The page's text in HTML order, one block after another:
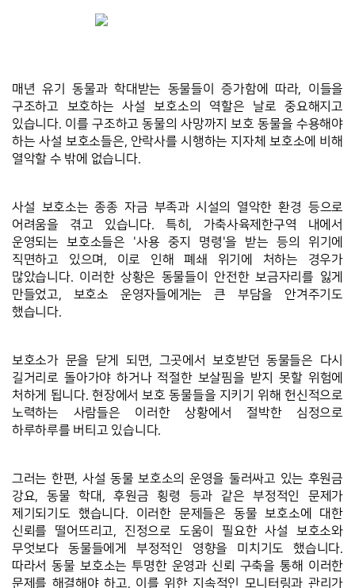
매년 유기 동물과 학대받는 동물들이 증가함에 따라, 이들을
구조하고 보호하는 사설 보호소의 역할은 날로 중요해지고
있습니다. 이를 구조하고 동물의 사망까지 보호 동물을 수용해야
하는 사설 보호소들은, 안락사를 시행하는 지자체 보호소에 비해
열악할 수 밖에 없습니다.
사설 보호소는 종종 자금 부족과 시설의 열악한 환경 등으로
어려움을 겪고 있습니다. 특히, 가축사육제한구역 내에서
운영되는 보호소들은 '사용 중지 명령'을 받는 등의 위기에
직면하고 있으며, 이로 인해 폐쇄 위기에 처하는 경우가
많았습니다. 이러한 상황은 동물들이 안전한 보금자리를 잃게
만들었고, 보호소 운영자들에게는 큰 부담을 안겨주기도
했습니다.
보호소가 문을 닫게 되면, 그곳에서 보호받던 동물들은 다시
길거리로 돌아가야 하거나 적절한 보살핌을 받지 못할 위험에
처하게 됩니다. 현장에서 보호 동물들을 지키기 위해 헌신적으로
노력하는 사람들은 이러한 상황에서 절박한 심정으로
하루하루를 버티고 있습니다.
그러는 한편, 사설 동물 보호소의 운영을 둘러싸고 있는 후원금
강요, 동물 학대, 후원금 횡령 등과 같은 부정적인 문제가
제기되기도 했습니다. 이러한 문제들은 동물 보호소에 대한
신뢰를 떨어뜨리고, 진정으로 도움이 필요한 사설 보호소와
무엇보다 동물들에게 부정적인 영향을 미치기도 했습니다.
따라서 동물 보호소는 투명한 운영과 신뢰 구축을 통해 이러한
문제를 해결해야 하고, 이를 위한 지속적인 모니터링과 관리가